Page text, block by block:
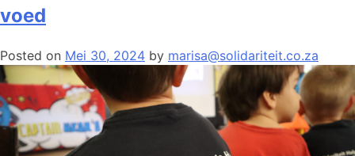
voed
Posted on Mei 30, 2024 by marisa@solidariteit.co.za